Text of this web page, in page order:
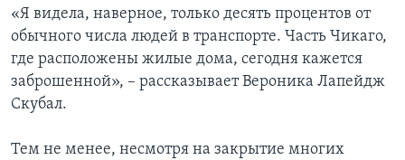
«Я видела, наверное, только десять процентов от
обычного числа людей в транспорте. Часть Чикаго,
где расположены жилые дома, сегодня кажется
заброшенной», – рассказывает Вероника Лапейдж
Скубал.
Тем не менее, несмотря на закрытие многих